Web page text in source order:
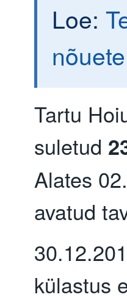
Loe:
Tartu
suletud
Alates
avatud
külastus